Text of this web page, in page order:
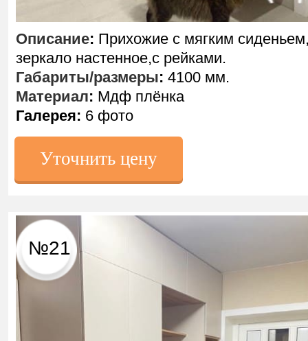
№21
Описание: Прихожие с мягким
зеркало настенное,с рейками.
Габариты/размеры: 4100 мм.
Материал: Мдф плёнка
Галерея: 6 фото
Уточнить цену